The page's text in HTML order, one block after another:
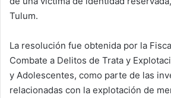
Tulum.
La resolución fue obtenida por la
Combate a Delitos de Trata y
y Adolescentes, como parte de las
relacionadas con la explotación de